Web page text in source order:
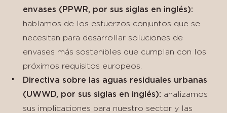
envases (PPWR, por sus siglas en inglés):
hablamos de los esfuerzos conjuntos que se
necesitan para desarrollar soluciones de
envases más sostenibles que cumplan con los
próximos requisitos europeos.
Directiva sobre las aguas residuales urbanas
(UWWD, por sus siglas en inglés): analizamos
sus implicaciones para nuestro sector y las